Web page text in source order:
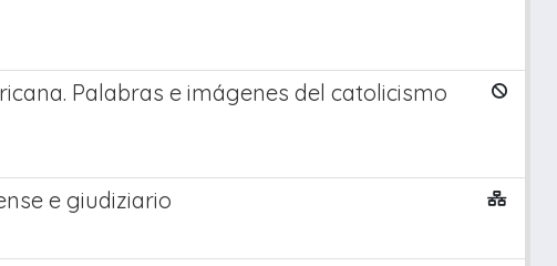
Palabras e imágenes del catolicismo
e giudiziario